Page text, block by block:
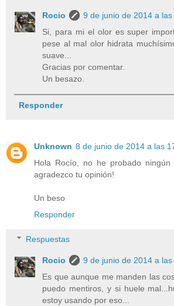
Rocio
9 de junio de 2014 a las
Si, para mi el olor es super
pese al mal olor hidrata
suave...
Gracias por comentar.
Un besazo.
Responder
Unknown 8 de junio de 2014 a las
Hola Rocío, no he probado
agradezco tu opinión!
Un beso
Responder
Respuestas
Rocio
9 de junio de 2014 a las
Es que aunque me manden las
puedo mentiros, y si huele
estoy usando por eso...